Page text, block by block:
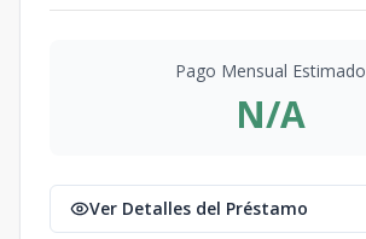
Pago Mensual Estimado
N/A
Ver Detalles del Préstamo